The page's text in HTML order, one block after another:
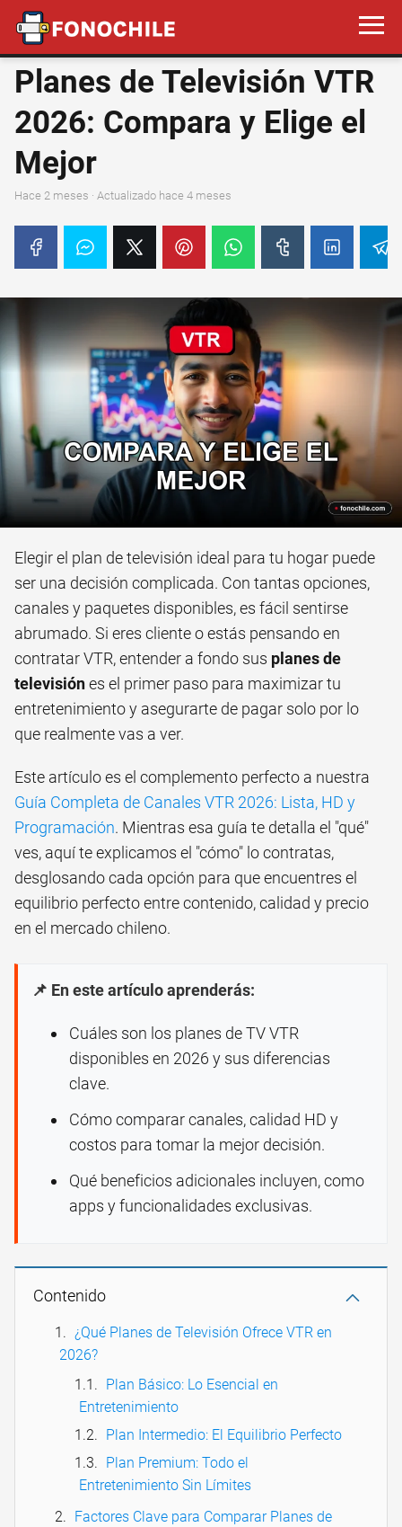
Planes de Televisión VTR
2026: Compara y Elige el
Mejor
hace 2 meses · Actualizado hace 4 meses
Elegir el plan de televisión ideal para tu hogar puede
ser una decisión complicada. Con tantas opciones,
canales y paquetes disponibles, es fácil sentirse
abrumado. Si eres cliente o estás pensando en
contratar VTR, entender a fondo sus planes de
televisiónes el primer paso para maximizar tu
entretenimiento y asegurarte de pagar solo por lo
que realmente vas a ver.
Este artículo es el complemento perfecto a nuestra
Guía Completa de Canales VTR 2026: Lista, HD y
Programación. Mientras esa guía te detalla el "qué"
ves, aquí te explicamos el "cómo" lo contratas,
desglosando cada opción para que encuentres el
equilibrio perfecto entre contenido, calidad y precio
en el mercado chileno.
📌 En este artículo aprenderás:
Cuáles son los planes de TV VTR
disponibles en 2026 y sus diferencias
clave.
Cómo comparar canales, calidad HD y
costos para tomar la mejor decisión.
Qué beneficios adicionales incluyen, como
apps y funcionalidades exclusivas.
Contenido
¿Qué Planes de Televisión Ofrece VTR en
2026?
Plan Básico: Lo Esencial en
Entretenimiento
Plan Intermedio: El Equilibrio Perfecto
Plan Premium: Todo el
Entretenimiento Sin Límites
Factores Clave para Comparar Planes de